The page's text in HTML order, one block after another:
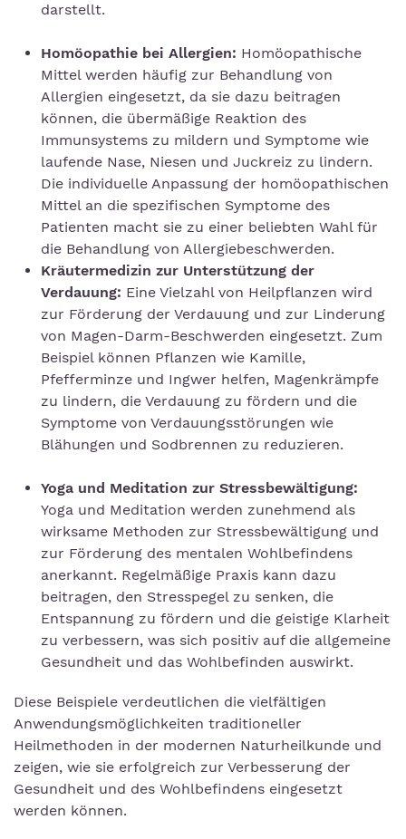
darstellt.
Homöopathie bei Allergien: Homöopathische
Mittel werden häufig zur Behandlung von
Allergien eingesetzt, da sie dazu beitragen
können, die übermäßige Reaktion des
Immunsystems zu mildern und Symptome wie
laufende Nase, Niesen und Juckreiz zu lindern.
Die individuelle Anpassung der homöopathischen
Mittel an die spezifischen Symptome des
Patienten macht sie zu einer beliebten Wahl für
die Behandlung von Allergiebeschwerden.
Kräutermedizin zur Unterstützung der
Verdauung: Eine Vielzahl von Heilpflanzen wird
zur Förderung der Verdauung und zur Linderung
von Magen-Darm-Beschwerden eingesetzt. Zum
Beispiel können Pflanzen wie Kamille,
Pfefferminze und Ingwer helfen, Magenkrämpfe
zu lindern, die Verdauung zu fördern und die
Symptome von Verdauungsstörungen wie
Blähungen und Sodbrennen zu reduzieren.
Yoga und Meditation zur Stressbewältigung:
Yoga und Meditation werden zunehmend als
wirksame Methoden zur Stressbewältigung und
zur Förderung des mentalen Wohlbefindens
anerkannt. Regelmäßige Praxis kann dazu
beitragen, den Stresspegel zu senken, die
Entspannung zu fördern und die geistige Klarheit
zu verbessern, was sich positiv auf die allgemeine
Gesundheit und das Wohlbefinden auswirkt.
Diese Beispiele verdeutlichen die vielfältigen
Anwendungsmöglichkeiten traditioneller
Heilmethoden in der modernen Naturheilkunde und
zeigen, wie sie erfolgreich zur Verbesserung der
Gesundheit und des Wohlbefindens eingesetzt
werden können.